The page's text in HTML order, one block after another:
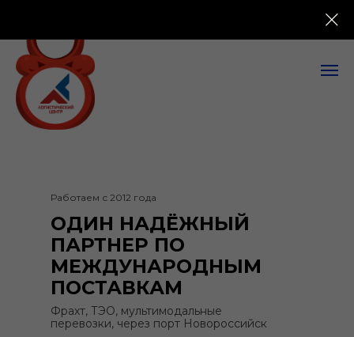
ОДИН НАДЁЖНЫЙ
ПАРТНЕР ПО
МЕЖДУНАРОДНЫМ
ПОСТАВКАМ
Фрахт, ТЭО, мультимодальные
перевозки, через порт Новороссийск
Работаем с 2012 года